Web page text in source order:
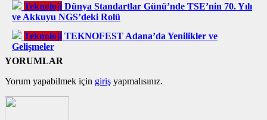
Teknoloji Dünya Standartlar Günü’nde TSE’nin 70. Yılı
ve Akkuyu NGS’deki Rolü
Teknoloji TEKNOFEST Adana’da Yenilikler ve
Gelişmeler
YORUMLAR
Yorum yapabilmek için giriş yapmalısınız.